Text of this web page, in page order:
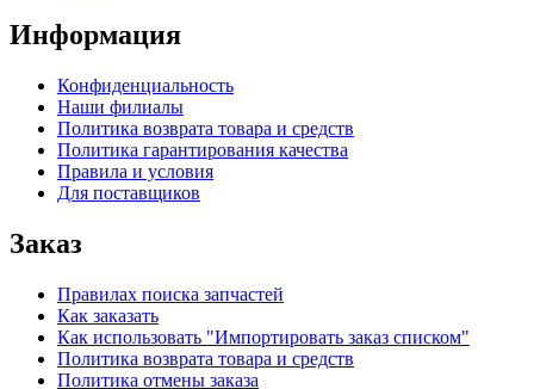
Информация
Конфиденциальность
Наши филиалы
Политика возврата товара и средств
Политика гарантирования качества
Правила и условия
Для поставщиков
Заказ
Правилах поиска запчастей
Как заказать
Как использовать "Импортировать заказ списком"
Политика возврата товара и средств
Политика отмены заказа